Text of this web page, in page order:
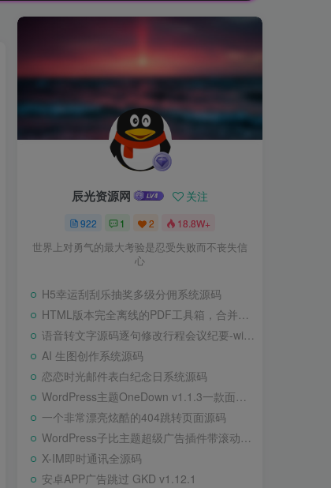
辰光资源网 关注
922 1 2 18.8W+
世界上对勇气的最大考验是忍受失败而不丧失信
心
H5幸运刮刮乐抽奖多级分佣系统源码
HTML版本完全离线的PDF工具箱，合并、拆分、旋转、删除、PDF转图片、图片转PDF
语音转文字源码逐句修改行程会议纪要-wisper版本
AI 生图创作系统源码
恋恋时光邮件表白纪念日系统源码
WordPress主题OneDown v1.1.3一款面向个人站长的资源下载、技术教程、内容资讯类站点的 WordPress 主题
一个非常漂亮炫酷的404跳转页面源码
WordPress子比主题超级广告插件带滚动公告
X-IM即时通讯全源码
安卓APP广告跳过 GKD v1.12.1